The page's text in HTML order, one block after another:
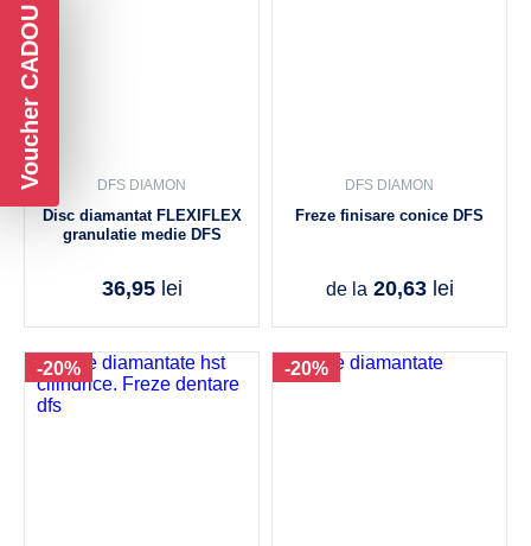
DFS DIAMON
Disc diamantat FLEXIFLEX
granulatie medie DFS
36,95 lei
DFS DIAMON
Freze finisare conice DFS
de la 20,63 lei
-20% -20%
Voucher CADOU